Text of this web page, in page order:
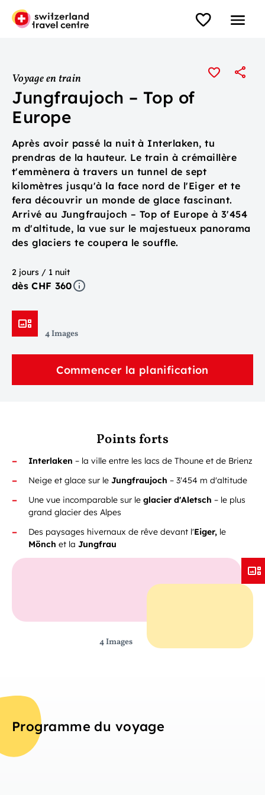
Voyage en train
Jungfraujoch – Top of
Europe
Après avoir passé la nuit à Interlaken, tu
prendras de la hauteur. Le train à crémaillère
t'emmènera à travers un tunnel de sept
kilomètres jusqu'à la face nord de l'Eiger et te
fera découvrir un monde de glace fascinant.
Arrivé au Jungfraujoch – Top of Europe à 3'454
m d'altitude, la vue sur le majestueux panorama
des glaciers te coupera le souffle.
2 jours / 1 nuit
dès CHF 360
4 Images
Commencer la planification
Points forts
Interlaken – la ville entre les lacs de Thoune et de Brienz
Neige et glace sur le Jungfraujoch – 3'454 m d'altitude
Une vue incomparable sur le glacier d'Aletsch – le plus
grand glacier des Alpes
Des paysages hivernaux de rêve devant l'Eiger, le
Mönch et la Jungfrau
4 Images
Programme du voyage